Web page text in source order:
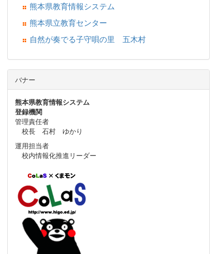
熊本県教育情報システム
熊本県立教育センター
自然が奏でる子守唄の里 五木村
バナー
熊本県教育情報システム
登録機関
管理責任者
校長 石村 ゆかり
運用担当者
校内情報化推進リーダー